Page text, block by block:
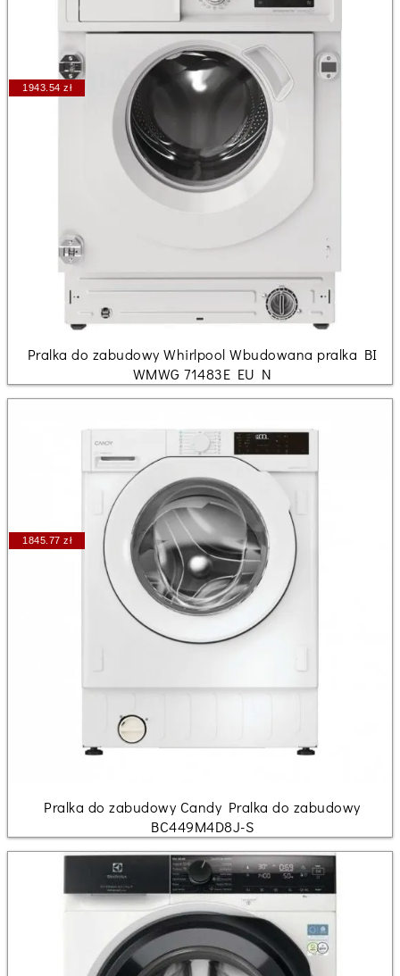
1943.54 zł
Pralka do zabudowy Whirlpool Wbudowana pralka BI
WMWG 71483E EU N
1845.77 zł
Pralka do zabudowy Candy Pralka do zabudowy
BC449M4D8J-S